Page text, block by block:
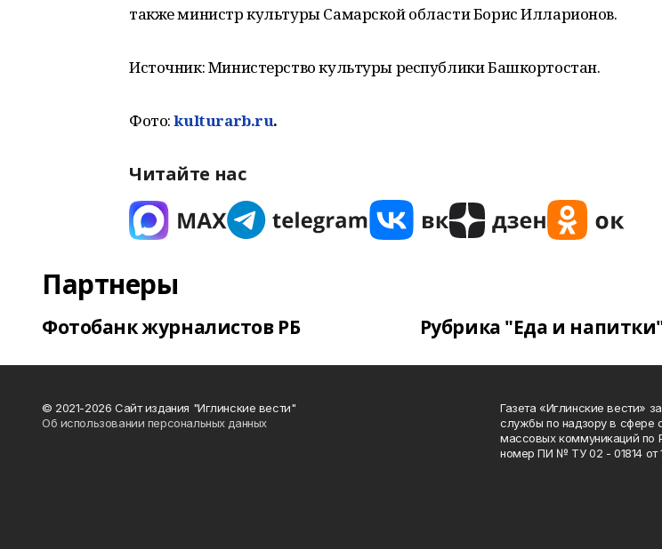
также министр культуры Самарской области Борис Илларионов.
Источник: Министерство культуры республики Башкортостан.
Фото:kulturarb.ru.
Читайте нас
Партнеры
Фотобанк журналистов РБ Рубрика "Еда и
© 2021-2026 Сайт издания "Иглинские вести"
Об использовании персональных данных
Газета «Иглинские вести»
службы по надзору в сфере
массовых коммуникаций по
номер ПИ № ТУ 02 - 01814 от